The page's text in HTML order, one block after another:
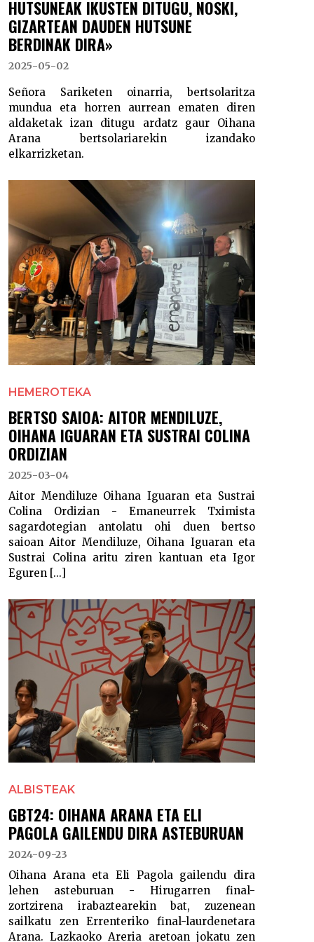
HUTSUNEAK IKUSTEN DITUGU, NOSKI,
GIZARTEAN DAUDEN HUTSUNE
BERDINAK DIRA»
2025-05-02
Señora Sariketen oinarria, bertsolaritza
mundua eta horren aurrean ematen diren
aldaketak izan ditugu ardatz gaur Oihana
Arana bertsolariarekin izandako
elkarrizketan.
HEMEROTEKA
BERTSO SAIOA: AITOR MENDILUZE,
OIHANA IGUARAN ETA SUSTRAI COLINA
ORDIZIAN
2025-03-04
Aitor Mendiluze Oihana Iguaran eta Sustrai
Colina Ordizian - Emaneurrek Tximista
sagardotegian antolatu ohi duen bertso
saioan Aitor Mendiluze, Oihana Iguaran eta
Sustrai Colina aritu ziren kantuan eta Igor
Eguren [...]
ALBISTEAK
GBT24: OIHANA ARANA ETA ELI
PAGOLA GAILENDU DIRA ASTEBURUAN
2024-09-23
Oihana Arana eta Eli Pagola gailendu dira
lehen asteburuan - Hirugarren final-
zortzirena irabaztearekin bat, zuzenean
sailkatu zen Errenteriko final-laurdenetara
Arana. Lazkaoko Areria aretoan jokatu zen